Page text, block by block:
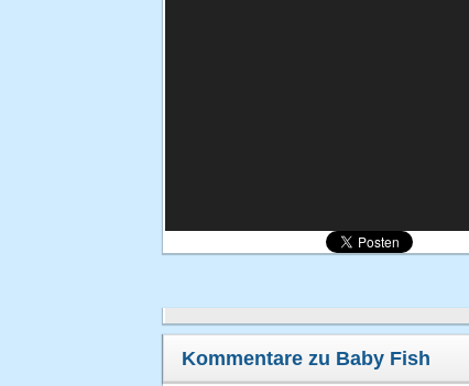
Kommentare zu Baby Fish